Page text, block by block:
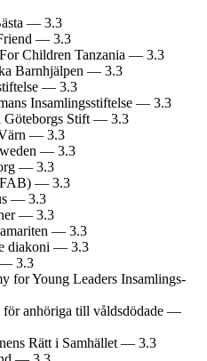
— 3.3
— 3.3
Children Tanzania — 3.3
Barnhjälpen — 3.3
— 3.3
Insamlings­stiftelse — 3.3
Göteborgs Stift — 3.3
— 3.3
— 3.3
— 3.3
— 3.3
— 3.3
— 3.3
— 3.3
diakoni — 3.3
— 3.3
for Young Leaders Insamlings­
anhöriga till våldsdödade —
Rätt i Samhället — 3.3